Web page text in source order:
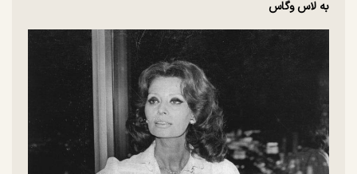
به لاس وگاس